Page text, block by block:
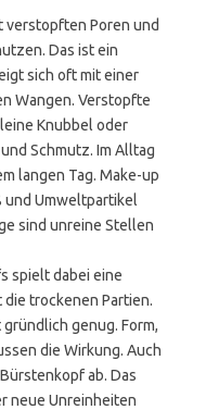
verstopften Poren und
Das ist ein
sich oft mit einer
Wangen. Verstopfte
Knubbel oder
Schmutz. Im Alltag
langen Tag. Make-up
und Umweltpartikel
sind unreine Stellen
spielt dabei eine
trockenen Partien.
genug. Form,
die Wirkung. Auch
ab. Das
neue Unreinheiten